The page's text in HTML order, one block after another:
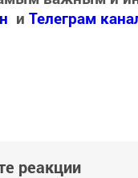
и Телеграм
реакции